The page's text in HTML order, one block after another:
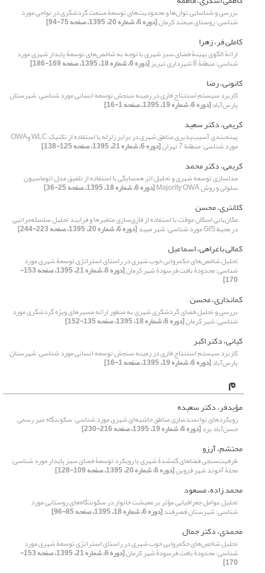
بررسی و شناسایی توان‌ها و محدودیت‌های توسعۀ صنعت گردشگری در نواحی مورد
شناسی: روستای میمند کرمان[دوره 6، شماره 20، 1395، صفحه 75-94]
کاملی فر، زهرا
ارائۀ الگوی بهینۀ فضای سبز شهری با توجه به شاخص‌های توسعۀ پایدار شهری مورد
شناسی: منطقۀ 8 شهرداری تبریز [دوره 6، شماره 18، 1395، صفحه 169-186]
کانونی، رضا
کاربرد سیستم استنتاج فازی در زمینه سنجش توسعه انسانی مورد شناسی: شهرستان
پارس‌آباد[دوره 6، شماره 19، 1395، صفحه 1-16]
کریمی، دکتر سعید
پهنه‌بندی آسیب‌پذیری مناطق شهری در برابر زلزله با استفاده از تکنیک WLC وOWA
مورد شناسی: منطقة 7 تهران [دوره 6، شماره 21، 1395، صفحه 125-138]
کریمی، دکتر محمد
مدلسازی توسعه شهری و تحلیل اثر همسایگی با استفاده از تلفیق مدل اتوماسیون
سلولی و روش Majority OWA [دوره 6، شماره 18، 1395، صفحه 25-36]
کلانتری، محسن
مکان‌یابی اسکان موقت با استفاده از فازی‌سازی متغیرها و فرایند تحلیل سلسله‌مراتبی
در محیط GIS مورد شناسی: شهر میبد [دوره 6، شماره 20، 1395، صفحه 223-244]
کمالی باغراهی، اسماعیل
تحلیل شاخص‌های حکمروایی خوب شهری در راستای استراتژی توسعۀ شهری مورد
شناسی: محدودۀ بافت فرسودۀ شهر کرمان [دوره 6، شماره 21، 1395، صفحه 153-
170]
کمانداری، محسن
بررسی و تحلیل فضای گردشگری شهری به منظور ارائه مسیرهای ویژه گردشگری مورد
شناسی: شهر کرمان[دوره 6، شماره 18، 1395، صفحه 135-152]
کیانی، دکتر اکبر
کاربرد سیستم استنتاج فازی در زمینه سنجش توسعه انسانی مورد شناسی: شهرستان
پارس‌آباد[دوره 6، شماره 19، 1395، صفحه 1-16]
م
مؤیدفر، دکتر سعیده
رویکردهای توانمندسازی مناطق حاشیه‌ای شهری مورد شناسی: سکونتگاه غیر رسمی
حسن‌آباد یزد[دوره 6، شماره 19، 1395، صفحه 216-230]
محتشم، آرزو
ظرفیت‌سنجی فضاهای گمشدۀ شهری با رویکرد توسعۀ فضای سبز پایدار مورد شناسی:
محلۀ آخوند شهر قزوین[دوره 6، شماره 20، 1395، صفحه 109-128]
محمد زاده، مسعود
تحلیل عوامل جغرافیایی مؤثر بر معیشت خانوار در سکونتگاه‌های روستایی مورد
شناسی: شهرستان قصرقند[دوره 6، شماره 18، 1395، صفحه 85-96]
محمدی، دکتر جمال
تحلیل شاخص‌های حکمروایی خوب شهری در راستای استراتژی توسعۀ شهری مورد
شناسی: محدودۀ بافت فرسودۀ شهر کرمان [دوره 6، شماره 21، 1395، صفحه 153-
170]